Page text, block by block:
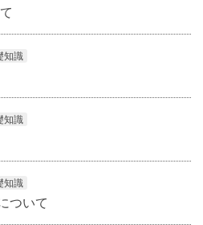
知識
知識
知識
ついて